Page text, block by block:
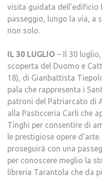
visita guidata
passeggio, lungo la via, a
non solo.
IL 30 LUGLIO – Il 30
scoperta del Duomo e
18), di Gianbattista
pala che rappresenta i
patroni del Patriarcato di
alla Pasticceria Carli che
Tinghi per consentire di
le prestigiose opere
proseguirà con una
per conoscere meglio la
libreria Tarantola che da